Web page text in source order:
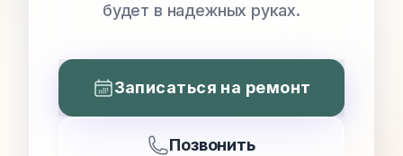
будет в надежных руках.
Записаться на ремонт
Позвонить